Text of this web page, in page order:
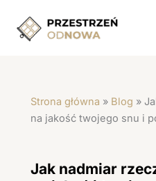
treści
Strona główna » Blog »
na jakość twojego snu i
Jak nadmiar